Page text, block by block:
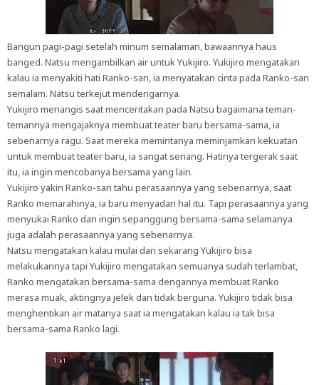
Bangun pagi-pagi setelah minum semalaman, bawaannya haus
banged. Natsu mengambilkan air untuk Yukijiro. Yukijiro mengatakan
kalau ia menyakiti hati Ranko-san, ia menyatakan cinta pada Ranko-san
semalam. Natsu terkejut mendengarnya.
Yukijiro menangis saat menceritakan pada Natsu bagaimana teman-
temannya mengajaknya membuat teater baru bersama-sama, ia
sebenarnya ragu. Saat mereka memintanya meminjamkan kekuatan
untuk membuat teater baru, ia sangat senang. Hatinya tergerak saat
itu, ia ingin mencobanya bersama yang lain.
Yukijiro yakin Ranko-san tahu perasaannya yang sebenarnya, saat
Ranko memarahinya, ia baru menyadari hal itu. Tapi perasaannya yang
menyukai Ranko dan ingin sepanggung bersama-sama selamanya
juga adalah perasaannya yang sebenarnya.
Natsu mengatakan kalau mulai dari sekarang Yukijiro bisa
melakukannya tapi Yukijiro mengatakan semuanya sudah terlambat,
Ranko mengatakan bersama-sama dengannya membuat Ranko
merasa muak, aktingnya jelek dan tidak berguna. Yukijiro tidak bisa
menghentikan air matanya saat ia mengatakan kalau ia tak bisa
bersama-sama Ranko lagi.